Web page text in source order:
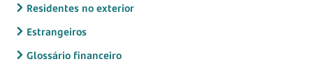
Residentes no exterior
Estrangeiros
Glossário financeiro